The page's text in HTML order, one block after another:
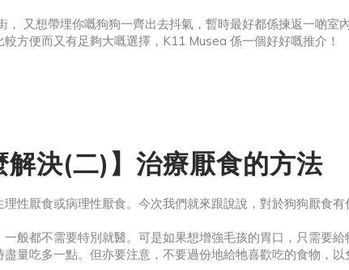
， 又想帶埋你嘅狗狗一齊出去抖氣，暫時最好都係揀返一啲室
方便而又有足夠大嘅選擇，K11 Musea 係一個好好嘅推介！
分別係專營高質及極具設計感的寵物產品品牌Ruff & Fetch，
解決(二)】治療厭食的方法
性厭食或病理性厭食。今次我們就來跟說說，對於狗狗厭食有
般都不需要特別就醫。可是如果想增強毛孩的胃口，只需要
量吃多一點。但亦要注意，不要過份地給牠喜歡吃的食物，以